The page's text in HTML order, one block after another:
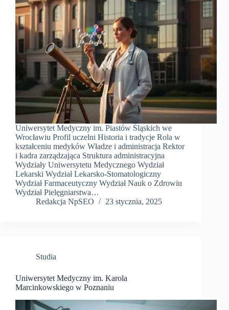
Uniwersytet Medyczny im. Piastów Śląskich we
Wrocławiu Profil uczelni Historia i tradycje Rola w
kształceniu medyków Władze i administracja Rektor
i kadra zarządzająca Struktura administracyjna
Wydziały Uniwersytetu Medycznego Wydział
Lekarski Wydział Lekarsko-Stomatologiczny
Wydział Farmaceutyczny Wydział Nauk o Zdrowiu
Wydział Pielęgniarstwa…
Redakcja NpSEO
23 stycznia, 2025
Studia
Uniwersytet Medyczny im. Karola
Marcinkowskiego w Poznaniu